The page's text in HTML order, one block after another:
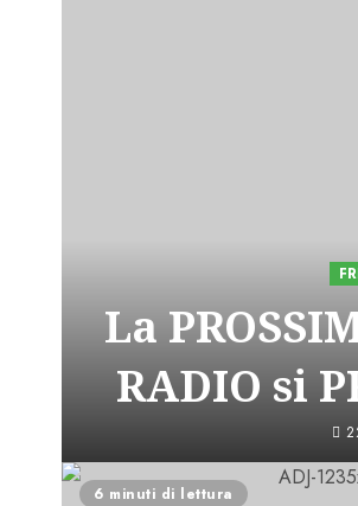
La
RADIO si
6 minuti di lettura